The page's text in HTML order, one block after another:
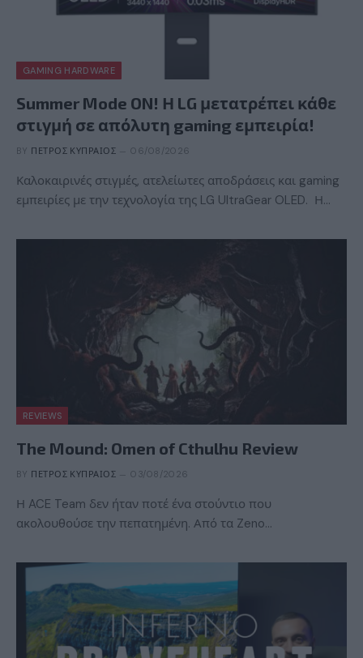
GAMING HARDWARE
Summer Mode ON! Η LG μετατρέπει κάθε
στιγμή σε απόλυτη gaming εμπειρία!
BY ΠΈΤΡΟΣ ΚΥΠΡΑΊΟΣ 06/08/2026
Καλοκαιρινές στιγμές, ατελείωτες αποδράσεις και gaming
εμπειρίες με την τεχνολογία της LG UltraGear OLED. Η…
REVIEWS
The Mound: Omen of Cthulhu Review
BY ΠΈΤΡΟΣ ΚΥΠΡΑΊΟΣ 03/08/2026
Η ACE Team δεν ήταν ποτέ ένα στούντιο που
ακολουθούσε την πεπατημένη. Από τα Zeno…